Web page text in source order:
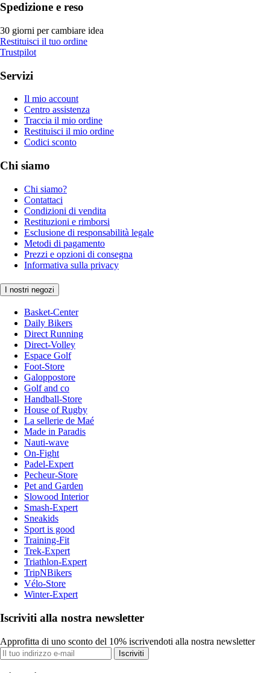
Spedizione e reso
30 giorni per cambiare idea
Restituisci il tuo ordine
Trustpilot
Servizi
Il mio account
Centro assistenza
Traccia il mio ordine
Restituisci il mio ordine
Codici sconto
Chi siamo
Chi siamo?
Contattaci
Condizioni di vendita
Restituzioni e rimborsi
Esclusione di responsabilità legale
Metodi di pagamento
Prezzi e opzioni di consegna
Informativa sulla privacy
I nostri negozi
Basket-Center
Daily Bikers
Direct Running
Direct-Volley
Espace Golf
Foot-Store
Galoppostore
Golf and co
Handball-Store
House of Rugby
La sellerie de Maé
Made in Paradis
Nauti-wave
On-Fight
Padel-Expert
Pecheur-Store
Pet and Garden
Slowood Interior
Smash-Expert
Sneakids
Sport is good
Training-Fit
Trek-Expert
Triathlon-Expert
TripNBikers
Vélo-Store
Winter-Expert
Iscriviti alla nostra newsletter
Approfitta di uno sconto del 10% iscrivendoti alla nostra newsletter
Iscriviti